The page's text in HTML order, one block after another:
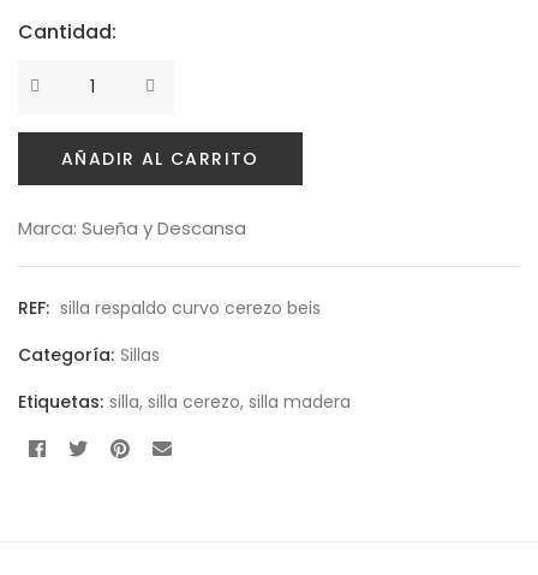
Cantidad:
AÑADIR AL CARRITO
Marca: Sueña y Descansa
REF: silla respaldo curvo cerezo beis
Categoría: Sillas
Etiquetas: silla, silla cerezo, silla madera